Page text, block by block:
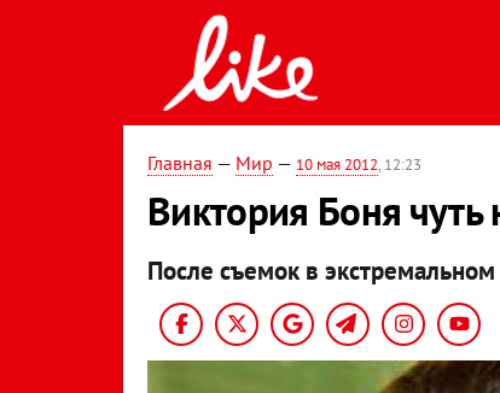
Главная — Мир — 10 мая 2012, 12:23
Виктория Боня
После съемок в